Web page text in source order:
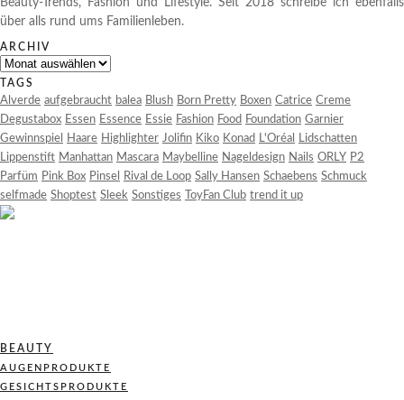
Beauty-Trends, Fashion und Lifestyle. Seit 2018 schreibe ich ebenfalls
über alls rund ums Familienleben.
ARCHIV
Archiv
TAGS
Alverde aufgebraucht balea Blush Born Pretty Boxen Catrice Creme
Degustabox Essen Essence Essie Fashion Food Foundation Garnier
Gewinnspiel
Haare Highlighter Jolifin Kiko Konad L'Oréal
Lidschatten
Lippenstift Manhattan Mascara Maybelline Nageldesign Nails ORLY P2
Parfüm Pink Box Pinsel Rival de Loop Sally Hansen Schaebens Schmuck
selfmade Shoptest Sleek Sonstiges ToyFan Club trend it up
BEAUTY
AUGENPRODUKTE
GESICHTSPRODUKTE